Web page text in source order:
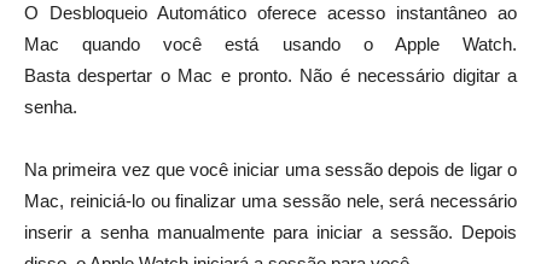
O Desbloqueio Automático oferece acesso instantâneo ao
Mac quando você está usando o Apple Watch.
Basta despertar o Mac e pronto. Não é necessário digitar a
senha.
Na primeira vez que você iniciar uma sessão depois de ligar o
Mac, reiniciá-lo ou finalizar uma sessão nele, será necessário
inserir a senha manualmente para iniciar a sessão. Depois